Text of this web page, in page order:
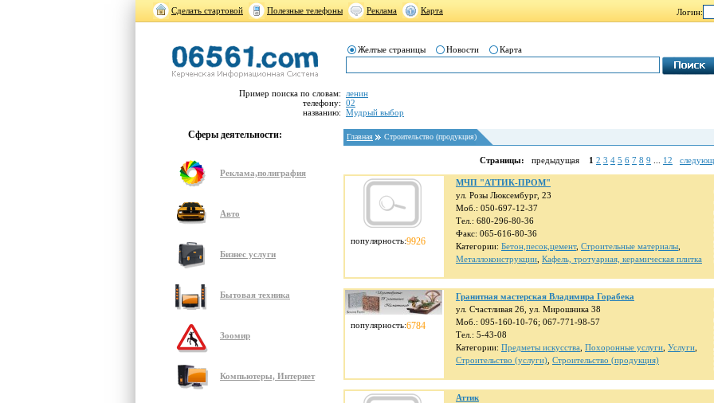
Сделать стартовой Полезные телефоны Реклама Карта Логин:
Желтые страницы Новости Карта
Пример поиска по словам:
телефону:
названию:
ленин
02
Мудрый выбор
Сферы деятельности:
Реклама,полиграфия
Авто
Бизнес услуги
Бытовая техника
Зоомир
Компьютеры, Интернет
Главная Строительство (продукция)
Страницы: предыдущая 1 2 3 4 5 6 7 8 9 12
популярность:9926
МЧП "АТТИК-ПРОМ"
ул. Розы Люксембург, 23
Моб.: 050-697-12-37
Тел.: 680-296-80-36
Факс: 065-616-80-36
Категории: Бетон,песок,цемент, Строительные материалы
Металлоконструкции Кафель, тротуарная, керамическая плитка
популярность:6784
Гранитная мастерская Владимира Горабека
ул. Счастливая 26, ул. Мирошника 38
Моб.: 095-160-10-76; 067-771-98-57
Тел.: 5-43-08
Категории: Предметы искусства Похоронные услуги Услуги
Строительство (услуги) Строительство (продукция)
Аттик